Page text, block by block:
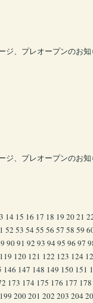
ジ、プレオープンのお
ジ、プレオープンのお
14 15 16 17 18 19 2021
52 53 54 55 56 57 58 59
9091 92 93 94 95 96 97
119 120 121 122 123 124
146 147 148 149 150 151
173 174 175 176 177 178
199 200201 202 203 204